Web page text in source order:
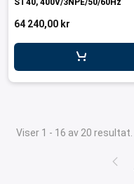
ST40, 400V/3NPE/50/60Hz
64 240,00 kr
Viser 1 - 16 av 20 resultat.